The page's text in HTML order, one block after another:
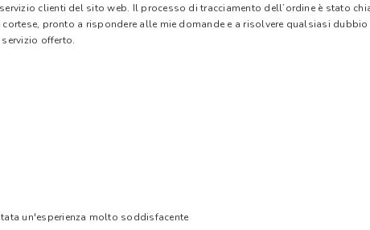
clienti del sito web. Il processo di tracciamento dell’ordine è stato
pronto a rispondere alle mie domande e a risolvere qualsiasi
offerto.
un'esperienza molto soddisfacente